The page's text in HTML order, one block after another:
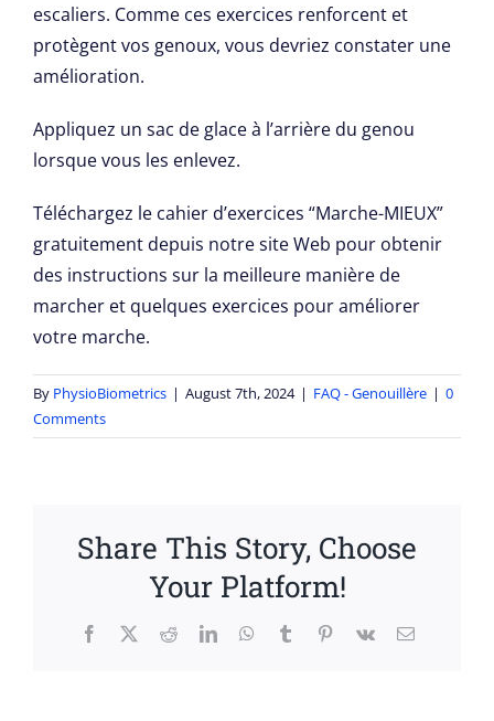
escaliers. Comme ces exercices renforcent et
protègent vos genoux, vous devriez constater une
amélioration.
Appliquez un sac de glace à l’arrière du genou
lorsque vous les enlevez.
Téléchargez le cahier d’exercices “Marche-MIEUX”
gratuitement depuis notre site Web pour obtenir
des instructions sur la meilleure manière de
marcher et quelques exercices pour améliorer
votre marche.
By PhysioBiometrics | August 7th, 2024 | FAQ - Genouillère | 0
Comments
Share This Story, Choose
Your Platform!
Facebook
X RedditLinkedInWhatsApp
TumblrPinterest
Vk Email